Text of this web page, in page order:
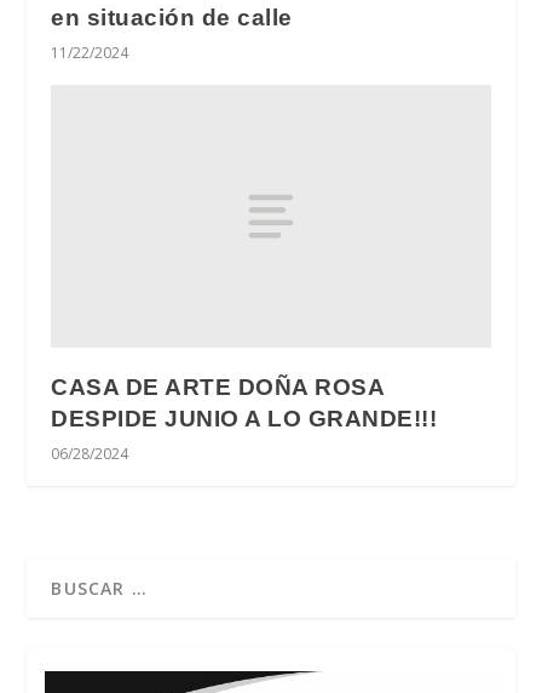
en situación de calle
11/22/2024
CASA DE ARTE DOÑA ROSA
DESPIDE JUNIO A LO GRANDE!!!
06/28/2024